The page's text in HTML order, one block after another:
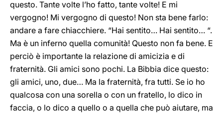
questo. Tante volte l’ho fatto, tante volte! E mi
vergogno! Mi vergogno di questo! Non sta bene farlo:
andare a fare chiacchiere. “Hai sentito… Hai sentito… “.
Ma è un inferno quella comunità! Questo non fa bene. E
perciò è importante la relazione di amicizia e di
fraternità. Gli amici sono pochi. La Bibbia dice questo:
gli amici, uno, due… Ma la fraternità, fra tutti. Se io ho
qualcosa con una sorella o con un fratello, lo dico in
faccia, o lo dico a quello o a quella che può aiutare, ma